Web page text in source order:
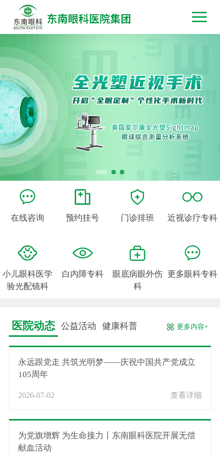
在线咨询 预约挂号 门诊排班 近视诊疗专科
小儿眼科医学
验光配镜科
白内障专科
眼底病眼外伤
科
更多眼科专科
医院动态 公益活动 健康科普 更多内容+
永远跟党走 共筑光明梦——庆祝中国共产党成立
105周年
2026-07-02 查看详细
为党旗增辉 为生命接力丨东南眼科医院开展无偿
献血活动